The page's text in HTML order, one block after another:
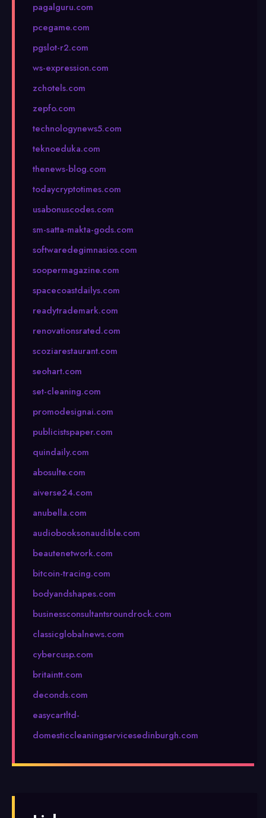
pagalguru.com
pcegame.com
pgslot-r2.com
ws-expression.com
zchotels.com
zepfo.com
technologynews5.com
teknoeduka.com
thenews-blog.com
todaycryptotimes.com
usabonuscodes.com
sm-satta-makta-gods.com
softwaredegimnasios.com
soopermagazine.com
spacecoastdailys.com
readytrademark.com
renovationsrated.com
scoziarestaurant.com
seohart.com
set-cleaning.com
promodesignai.com
publicistspaper.com
quindaily.com
abosulte.com
aiverse24.com
anubella.com
audiobooksonaudible.com
beautenetwork.com
bitcoin-tracing.com
bodyandshapes.com
businessconsultantsroundrock.com
classicglobalnews.com
cybercusp.com
britaintt.com
deconds.com
easycartltd-
domesticcleaningservicesedinburgh.com